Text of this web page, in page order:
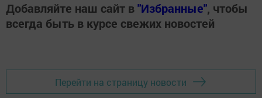
Добавляйте наш сайт в"Избранные", чтобы
всегда быть в курсе свежих новостей
Перейти на страницу новости